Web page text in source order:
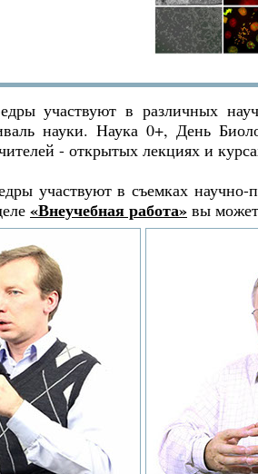
участвуют в различных
науки. Наука 0+, День
- открытых лекциях и
участвуют в съемках
«Внеучебная работа» вы